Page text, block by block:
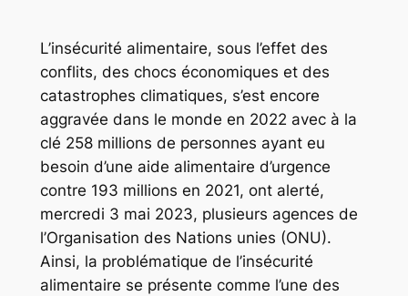
L’insécurité alimentaire, sous l’effet des
conflits, des chocs économiques et des
catastrophes climatiques, s’est encore
aggravée dans le monde en 2022 avec à la
clé 258 millions de personnes ayant eu
besoin d’une aide alimentaire d’urgence
contre 193 millions en 2021, ont alerté,
mercredi 3 mai 2023, plusieurs agences de
l’Organisation des Nations unies (ONU).
Ainsi, la problématique de l’insécurité
alimentaire se présente comme l’une des